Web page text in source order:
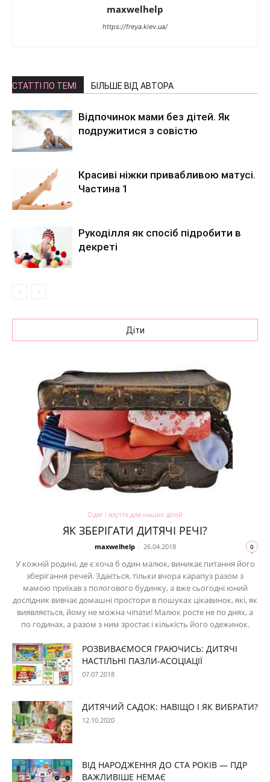
maxwelhelp
https://freya.kiev.ua/
СТАТТІ ПО ТЕМІ БІЛЬШЕ ВІД АВТОРА
Відпочинок мами без дітей. Як
подружитися з совістю
Красиві ніжки привабливою матусі.
Частина 1
Рукоділля як спосіб підробити в
декреті
Діти
Одяг і взуття для наших дітей
ЯК ЗБЕРІГАТИ ДИТЯЧІ РЕЧІ?
maxwelhelp - 26.04.2018 0
У кожній родині, де є хоча б один малюк, виникає питання його
зберігання речей. Здається, тільки вчора карапуз разом з
мамою приїхав з пологового будинку, а вже сьогодні юний
дослідник вивчає домашні простори в пошуках цікавинок, які, як
виявляється, йому не можна чіпати! Малюк росте не по днях, а
по годинах, а разом з ним зростає і кількість його одежинок.
РОЗВИВАЄМОСЯ ГРАЮЧИСЬ: ДИТЯЧІ
НАСТІЛЬНІ ПАЗЛИ-АСОЦІАЦІЇ
07.07.2018
ДИТЯЧИЙ САДОК: НАВІЩО І ЯК ВИБРАТИ?
12.10.2020
ВІД НАРОДЖЕННЯ ДО СТА РОКІВ — ПДР
ВАЖЛИВІШЕ НЕМАЄ